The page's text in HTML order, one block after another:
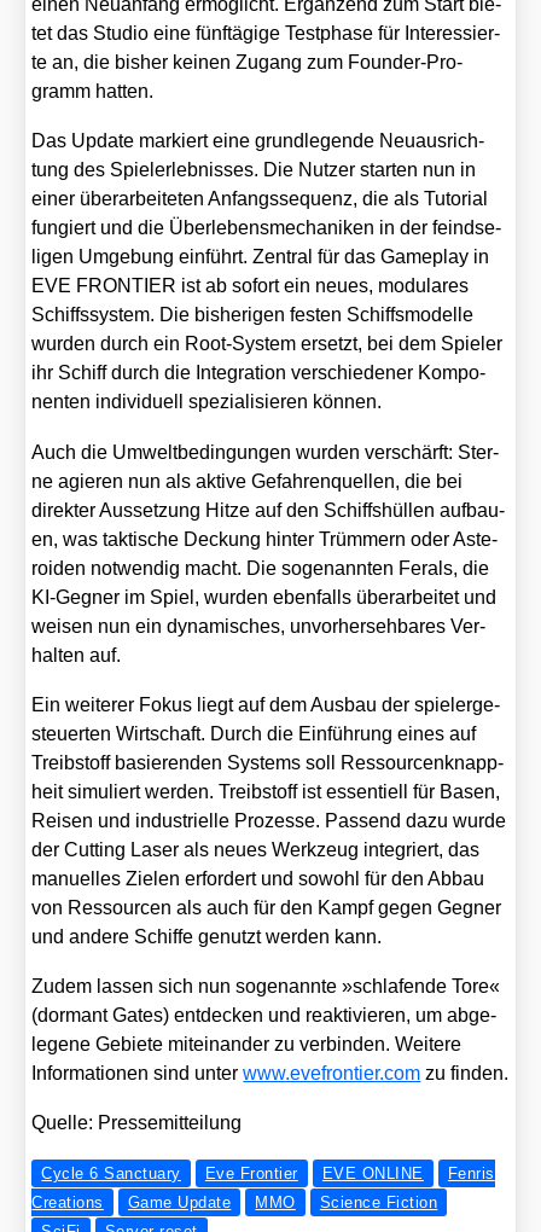
einen Neu­an­fang ermög­licht. Ergän­zend zum Start bie­
tet das Stu­dio eine fünf­tä­gi­ge Test­pha­se für Inter­es­sier­
te an, die bis­her kei­nen Zugang zum Foun­der-Pro­
gramm hat­ten.
Das Update mar­kiert eine grund­le­gen­de Neu­aus­rich­
tung des Spiel­erleb­nis­ses. Die Nut­zer star­ten nun in
einer über­ar­bei­te­ten Anfangs­se­quenz, die als Tuto­ri­al
fun­giert und die Über­le­bens­me­cha­ni­ken in der feind­se­
li­gen Umge­bung ein­führt. Zen­tral für das Game­play in
EVE FRONTIER ist ab sofort ein neu­es, modu­la­res
Schiffs­sys­tem. Die bis­he­ri­gen fes­ten Schiffs­mo­del­le
wur­den durch ein Root-Sys­tem ersetzt, bei dem Spie­ler
ihr Schiff durch die Inte­gra­ti­on ver­schie­de­ner Kom­po­
nen­ten indi­vi­du­ell spe­zia­li­sie­ren kön­nen.
Auch die Umwelt­be­din­gun­gen wur­den ver­schärft: Ster­
ne agie­ren nun als akti­ve Gefah­ren­quel­len, die bei
direk­ter Aus­set­zung Hit­ze auf den Schiffs­hül­len auf­bau­
en, was tak­ti­sche Deckung hin­ter Trüm­mern oder Aste­
ro­iden not­wen­dig macht. Die soge­nann­ten Fer­als, die
KI-Geg­ner im Spiel, wur­den eben­falls über­ar­bei­tet und
wei­sen nun ein dyna­mi­sches, unvor­her­seh­ba­res Ver­
hal­ten auf.
Ein wei­te­rer Fokus liegt auf dem Aus­bau der spie­ler­ge­
steu­er­ten Wirt­schaft. Durch die Ein­füh­rung eines auf
Treib­stoff basie­ren­den Sys­tems soll Res­sour­cen­knapp­
heit simu­liert wer­den. Treib­stoff ist essen­ti­ell für Basen,
Rei­sen und indus­tri­el­le Pro­zes­se. Pas­send dazu wur­de
der Cut­ting Laser als neu­es Werk­zeug inte­griert, das
manu­el­les Zie­len erfor­dert und sowohl für den Abbau
von Res­sour­cen als auch für den Kampf gegen Geg­ner
und ande­re Schif­fe genutzt wer­den kann.
Zudem las­sen sich nun soge­nann­te »schla­fen­de Tore«
(dor­mant Gates) ent­de­cken und reak­ti­vie­ren, um abge­
le­ge­ne Gebie­te mit­ein­an­der zu ver­bin­den. Wei­te­re
Infor­ma­tio­nen sind unterwww​.eve​fron​tier​.com zu fin­den.
Quel­le: Pres­se­mit­tei­lung
Cycle 6 Sanctuary Eve Frontier EVE ONLINE
Fenris
Creations
Game Update MMO
Science Fiction